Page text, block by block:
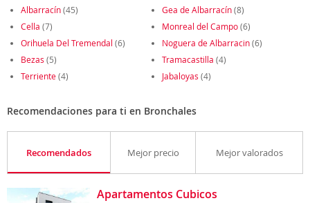
Albarracín(45) Gea de Albarracín(8)
Cella (7) Monreal del Campo(6)
Orihuela Del Tremendal (6) Noguera de Albarracin(6)
Bezas (5) Tramacastilla (4)
Terriente(4) Jabaloyas (4)
Recomendaciones para ti en Bronchales
Recomendados Mejor precio Mejor valorados
Apartamentos Cubicos